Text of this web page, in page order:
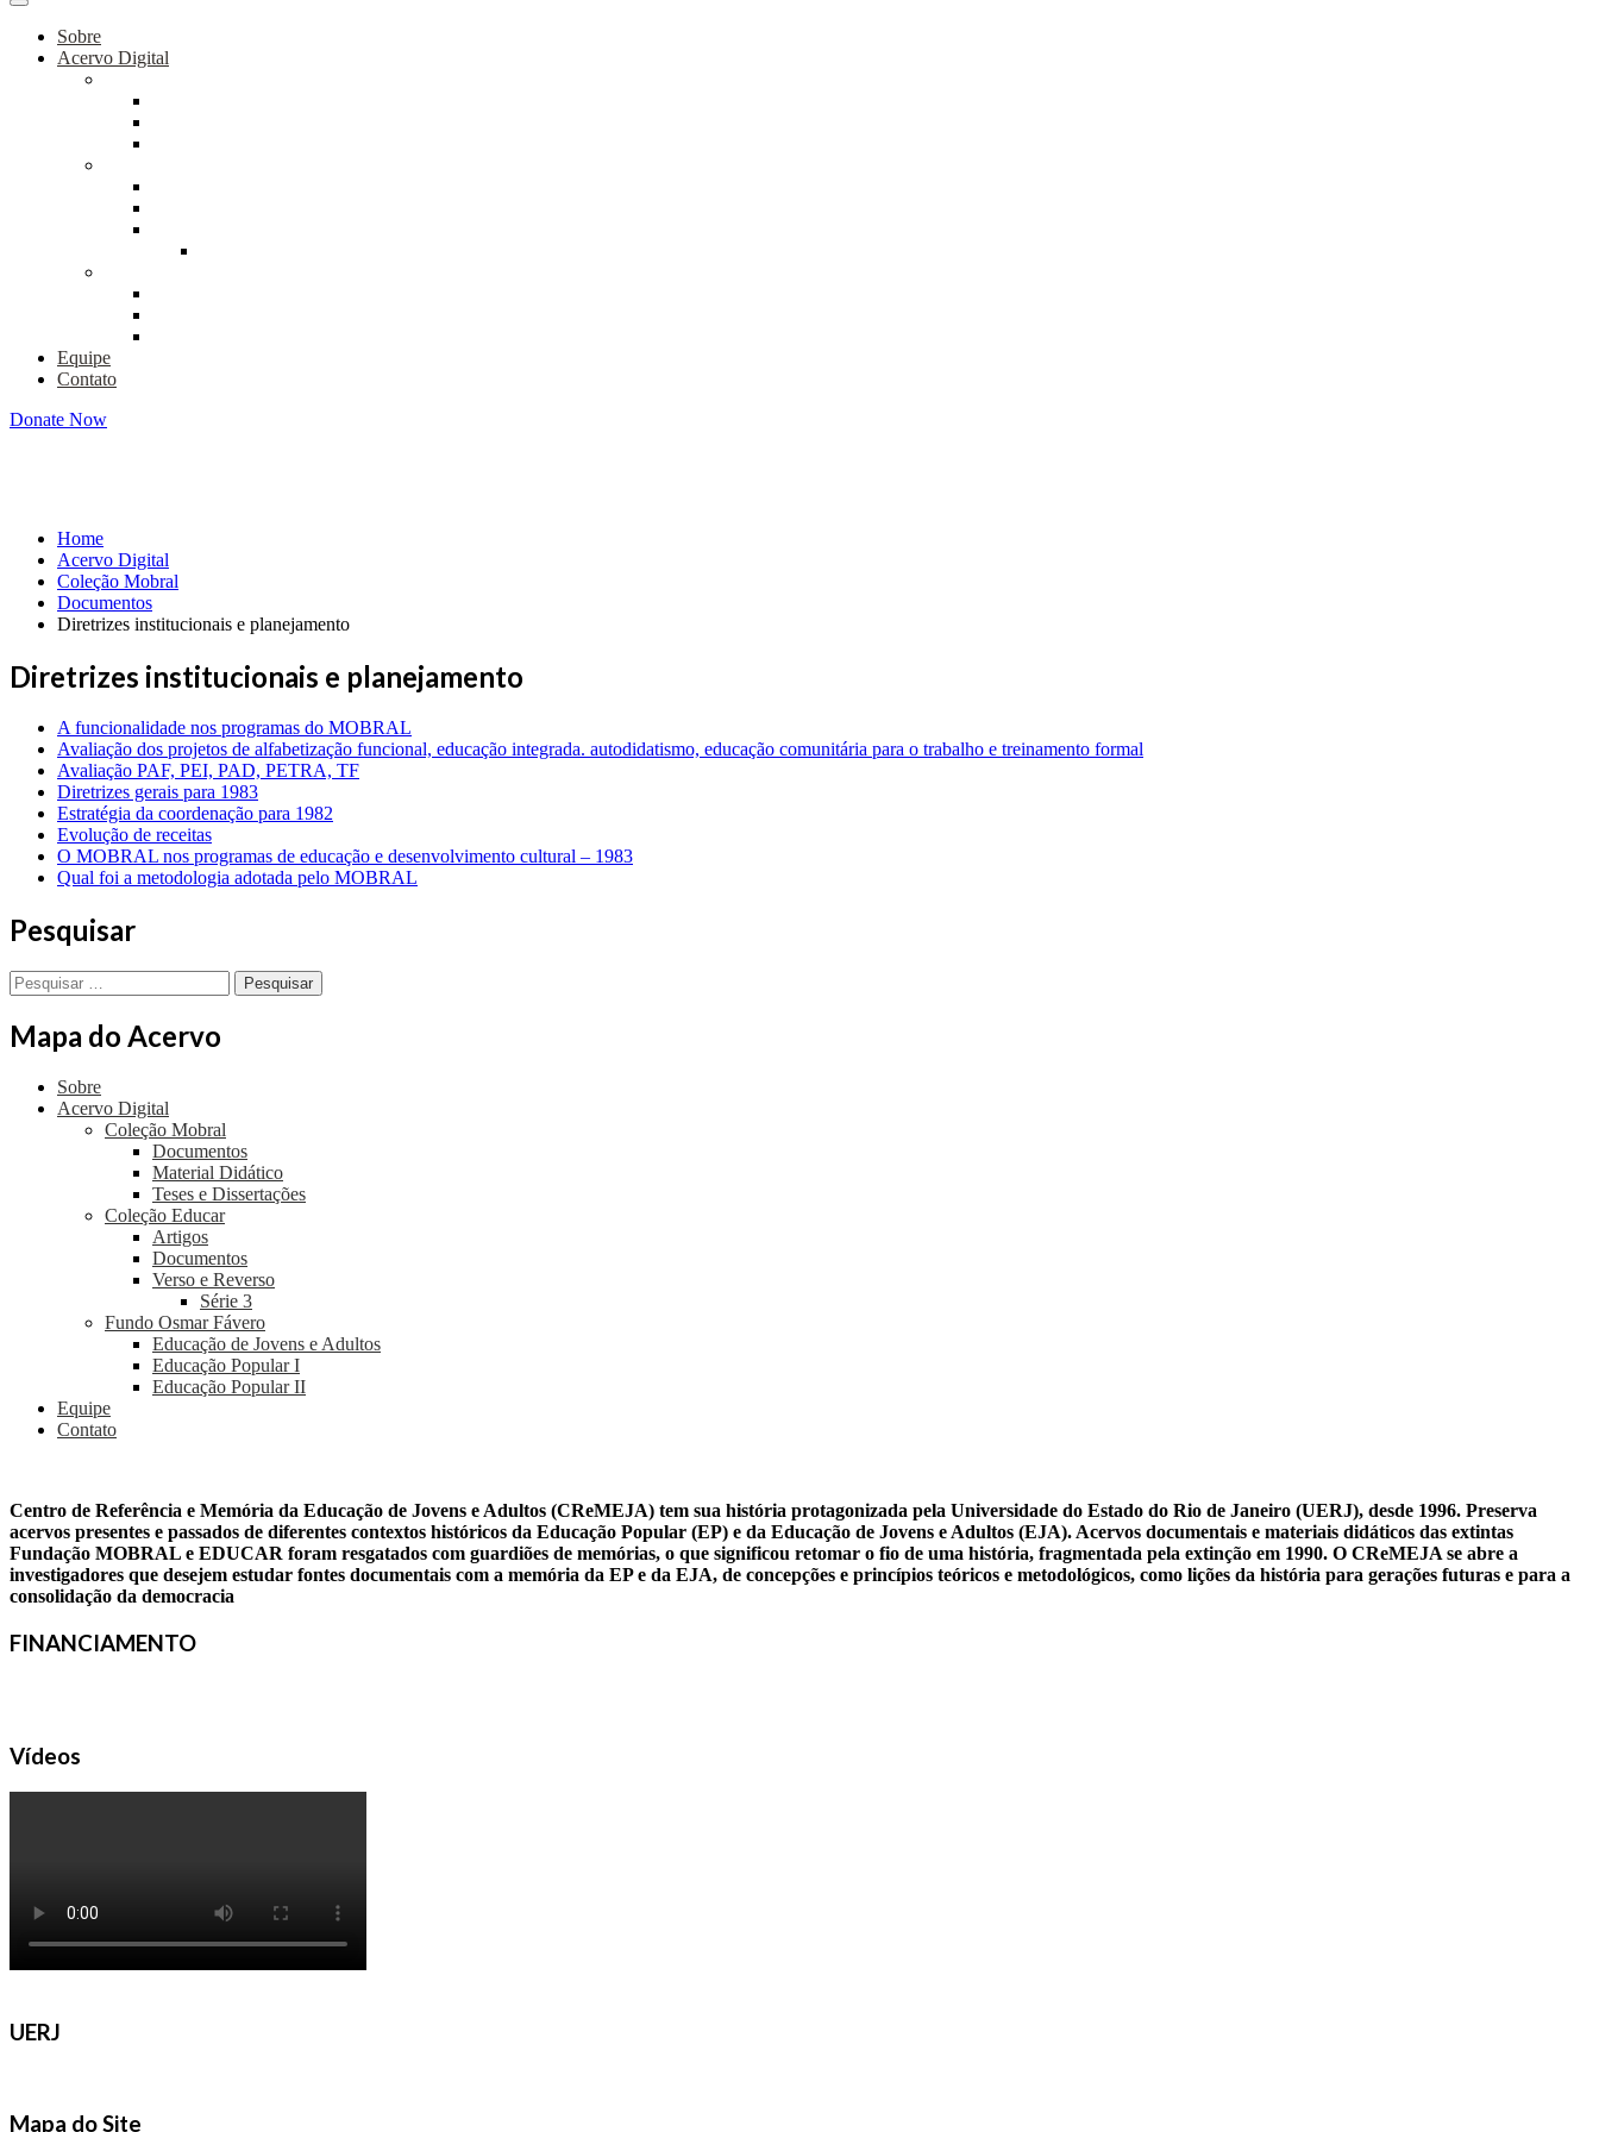
Sobre
Acervo Digital
Equipe
Contato
Donate Now
Home
Acervo Digital
Coleção Mobral
Documentos
Diretrizes institucionais e planejamento
Diretrizes institucionais e planejamento
A funcionalidade nos programas do MOBRAL
Avaliação dos projetos de alfabetização funcional, educação integrada. autodidatismo, educação comunitária para o trabalho e treinamento formal
Avaliação PAF, PEI, PAD, PETRA, TF
Diretrizes gerais para 1983
Estratégia da coordenação para 1982
Evolução de receitas
O MOBRAL nos programas de educação e desenvolvimento cultural – 1983
Qual foi a metodologia adotada pelo MOBRAL
Pesquisar
Pesquisar
por:
Mapa do Acervo
Sobre
Acervo Digital
Coleção Mobral
Documentos
Material Didático
Teses e Dissertações
Coleção Educar
Artigos
Documentos
Verso e Reverso
Série 3
Fundo Osmar Fávero
Educação de Jovens e Adultos
Educação Popular I
Educação Popular II
Equipe
Contato
Centro de Referência e Memória da Educação de Jovens e Adultos (CReMEJA) tem sua história protagonizada pela Universidade do Estado do Rio de Janeiro (UERJ), desde 1996. Preserva
acervos presentes e passados de diferentes contextos históricos da Educação Popular (EP) e da Educação de Jovens e Adultos (EJA). Acervos documentais e materiais didáticos das extintas
Fundação MOBRAL e EDUCAR foram resgatados com guardiões de memórias, o que significou retomar o fio de uma história, fragmentada pela extinção em 1990. O CReMEJA se abre a
investigadores que desejem estudar fontes documentais com a memória da EP e da EJA, de concepções e princípios teóricos e metodológicos, como lições da história para gerações futuras e para a
consolidação da democracia
FINANCIAMENTO
Vídeos
UERJ
Mapa do Site